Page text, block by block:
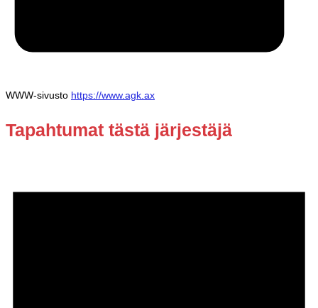
WWW-sivusto https://www.agk.ax
Tapahtumat tästä järjestäjä